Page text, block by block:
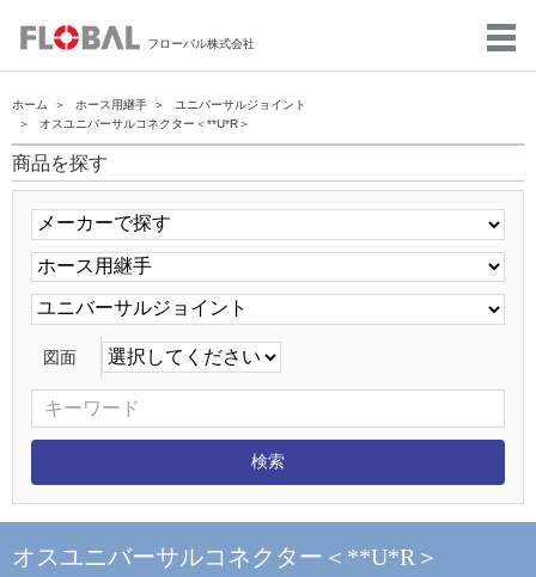
フローバル株式会社
ホーム ホース用継手
ユニバーサルジョイント
オスユニバーサルコネクター＜**U*R＞
商品を探す
図面
オスユニバーサルコネクター＜**U*R＞